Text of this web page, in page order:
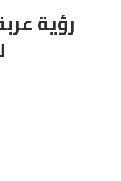
رؤية